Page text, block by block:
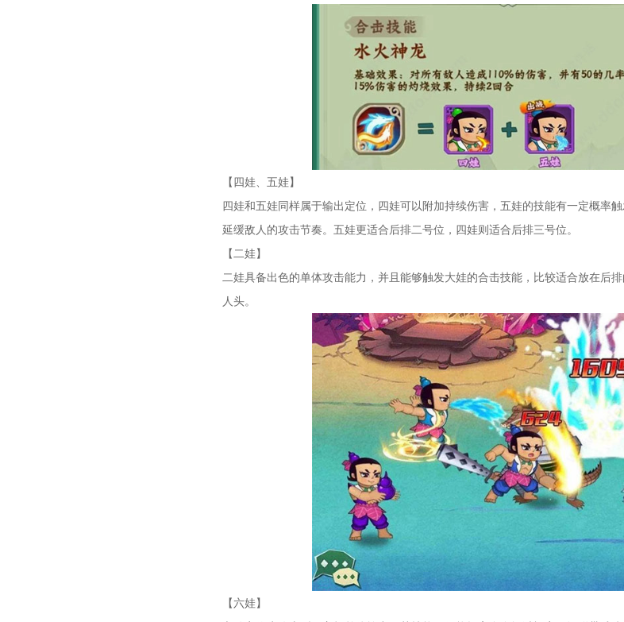
【四娃、五娃】
四娃和五娃同样属于输出定位，四娃可以附加持续伤害，五娃的技能有一定概率
延缓敌人的攻击节奏。五娃更适合后排二号位，四娃则适合后排三号位。
【二娃】
二娃具备出色的单体攻击能力，并且能够触发大娃的合击技能，比较适合放在后
人头。
【六娃】